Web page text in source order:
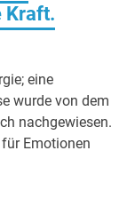
Kraft.
eine
wurde von dem
nachgewiesen.
Emotionen